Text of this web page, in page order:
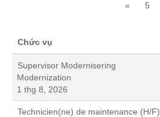
« 5
Chức vụ
Supervisor Modernisering
Modernization
1 thg 8, 2026
Technicien(ne) de maintenance (H/